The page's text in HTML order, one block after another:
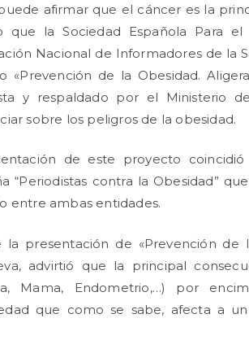
afirmar que el cáncer es la
que la Sociedad Española Para el
Nacional de Informadores de la
«Prevención de la Obesidad.
y respaldado por el Ministerio
sobre los peligros de la obesidad.
de este proyecto
“Periodistas contra la Obesidad”
entre ambas entidades.
la presentación de «Prevención de
advirtió que la principal
Mama, Endometrio,…) por
que como se sabe, afecta a